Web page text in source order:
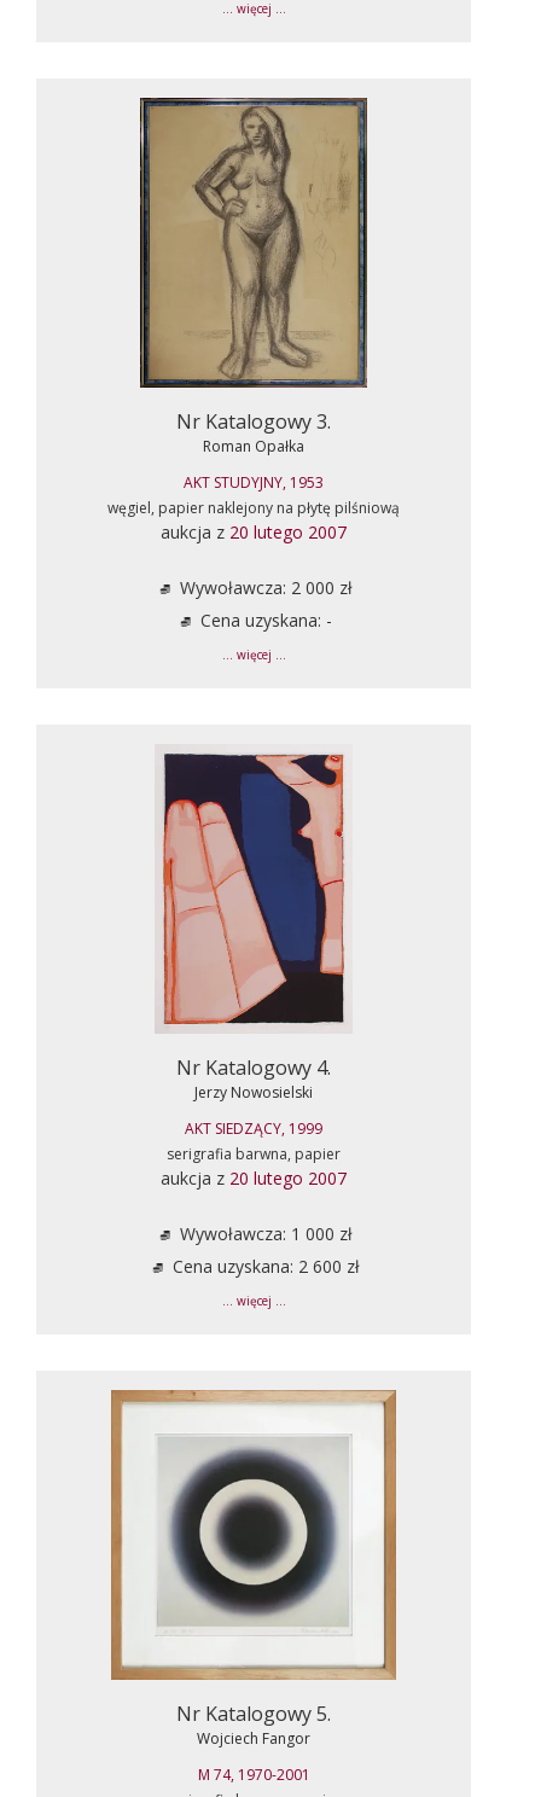
... więcej ...
Nr Katalogowy 3.
Roman Opałka
AKT STUDYJNY, 1953
węgiel, papier naklejony na płytę pilśniową
aukcja z 20 lutego 2007
Wywoławcza: 2 000 zł
Cena uzyskana: -
... więcej ...
Nr Katalogowy 4.
Jerzy Nowosielski
AKT SIEDZĄCY, 1999
serigrafia barwna, papier
aukcja z 20 lutego 2007
Wywoławcza: 1 000 zł
Cena uzyskana: 2 600 zł
... więcej ...
Nr Katalogowy 5.
Wojciech Fangor
M 74, 1970-2001